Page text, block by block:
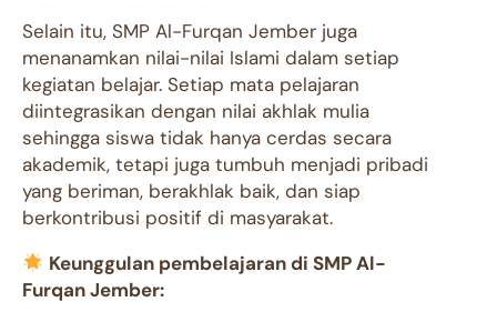
Selain itu, SMP Al-Furqan Jember juga
menanamkan nilai-nilai Islami dalam setiap
kegiatan belajar. Setiap mata pelajaran
diintegrasikan dengan nilai akhlak mulia
sehingga siswa tidak hanya cerdas secara
akademik, tetapi juga tumbuh menjadi pribadi
yang beriman, berakhlak baik, dan siap
berkontribusi positif di masyarakat.
Keunggulan pembelajaran di SMP Al-
Furqan Jember: